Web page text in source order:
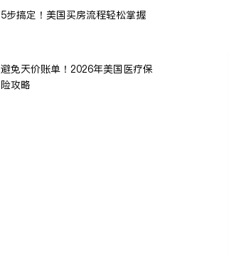
5步搞定！美国买房流程轻松掌握
避免天价账单！2026年美国医疗保
险攻略